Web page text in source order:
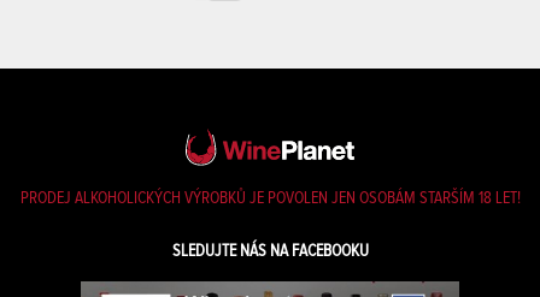
PRODEJ ALKOHOLICKÝCH VÝROBKŮ JE POVOLEN JEN OSOBÁM STARŠÍM 18 LET!
SLEDUJTE NÁS NA FACEBOOKU